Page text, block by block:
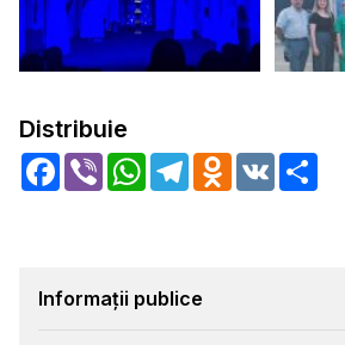
Distribuie
Facebook
Viber WhatsApp
TelegramOdnoklassniki
VK
Informații publice